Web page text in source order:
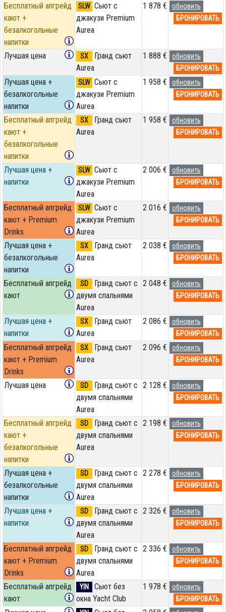
Бесплатный апгрейд
кают +
безалкогольные
напитки
SLW Сьют с
джакузи Premium
Aurea
1 878 €
обновить
БРОНИРОВАТЬ
Лучшая цена SX
Гранд сьют
Aurea
1 888 €
обновить
БРОНИРОВАТЬ
Лучшая цена +
безалкогольные
напитки
SLW Сьют с
джакузи Premium
Aurea
1 958 €
обновить
БРОНИРОВАТЬ
Бесплатный апгрейд
кают +
безалкогольные
напитки
SX
Гранд сьют
Aurea
1 958 €
обновить
БРОНИРОВАТЬ
Лучшая цена +
напитки
SLW Сьют с
джакузи Premium
Aurea
2 006 €
обновить
БРОНИРОВАТЬ
Бесплатный апгрейд
кают + Premium
Drinks
SLW Сьют с
джакузи Premium
Aurea
2 016 €
обновить
БРОНИРОВАТЬ
Лучшая цена +
безалкогольные
напитки
SX
Гранд сьют
Aurea
2 038 €
обновить
БРОНИРОВАТЬ
Бесплатный апгрейд
кают
SD
Гранд сьют с
двумя спальнями
Aurea
2 048 €
обновить
БРОНИРОВАТЬ
Лучшая цена +
напитки
SX
Гранд сьют
Aurea
2 086 €
обновить
БРОНИРОВАТЬ
Бесплатный апгрейд
кают + Premium
Drinks
SX
Гранд сьют
Aurea
2 096 €
обновить
БРОНИРОВАТЬ
Лучшая цена SD
Гранд сьют с
двумя спальнями
Aurea
2 128 €
обновить
БРОНИРОВАТЬ
Бесплатный апгрейд
кают +
безалкогольные
напитки
SD
Гранд сьют с
двумя спальнями
Aurea
2 198 €
обновить
БРОНИРОВАТЬ
Лучшая цена +
безалкогольные
напитки
SD
Гранд сьют с
двумя спальнями
Aurea
2 278 €
обновить
БРОНИРОВАТЬ
Лучшая цена +
напитки
SD
Гранд сьют с
двумя спальнями
Aurea
2 326 €
обновить
БРОНИРОВАТЬ
Бесплатный апгрейд
кают + Premium
Drinks
SD
Гранд сьют с
двумя спальнями
Aurea
2 336 €
обновить
БРОНИРОВАТЬ
Бесплатный апгрейд
кают
YIN
Сьют без
окна Yacht Club
1 978 €
обновить
БРОНИРОВАТЬ